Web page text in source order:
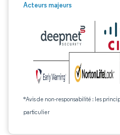
Acteurs majeurs
*Avis de non-responsabilité : les
particulier